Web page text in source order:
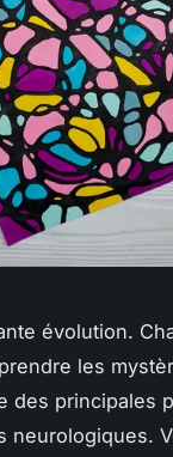
évolution.
les
des principales
neurologiques.